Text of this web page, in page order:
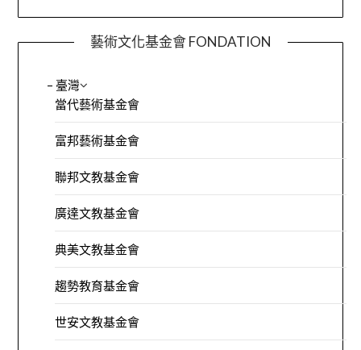
藝術文化基金會 FONDATION
– 臺灣
當代藝術基金會
富邦藝術基金會
聯邦文教基金會
廣達文教基金會
典美文教基金會
趨勢教育基金會
世安文教基金會